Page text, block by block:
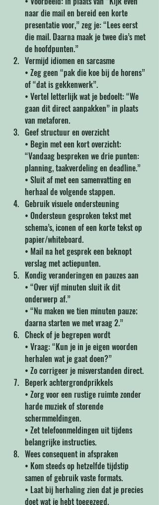
naar die mail en bereid een korte
presentatie voor,” zeg je: “Lees eerst
die mail. Daarna maak je twee dia’s met
de hoofdpunten.”
Vermijd idiomen en sarcasme
• Zeg geen “pak die koe bij de horens”
of “dat is gekkenwerk”.
• Vertel letterlijk wat je bedoelt: “We
gaan dit direct aanpakken” in plaats
van metaforen.
Geef structuur en overzicht
• Begin met een kort overzicht:
“Vandaag bespreken we drie punten:
planning, taakverdeling en deadline.”
• Sluit af met een samenvatting en
herhaal de volgende stappen.
Gebruik visuele ondersteuning
• Ondersteun gesproken tekst met
schema’s, iconen of een korte tekst op
papier/whiteboard.
• Mail na het gesprek een beknopt
verslag met actiepunten.
Kondig veranderingen en pauzes aan
• “Over vijf minuten sluit ik dit
onderwerp af.”
• “Nu maken we tien minuten pauze;
daarna starten we met vraag 2.”
Check of je begrepen wordt
• Vraag: “Kun je in je eigen woorden
herhalen wat je gaat doen?”
• Zo corrigeer je misverstanden direct.
Beperk achtergrondprikkels
• Zorg voor een rustige ruimte zonder
harde muziek of storende
schermmeldingen.
• Zet telefoonmeldingen uit tijdens
belangrijke instructies.
Wees consequent in afspraken
• Kom steeds op hetzelfde tijdstip
samen of gebruik vaste formats.
• Laat bij herhaling zien dat je precies
doet wat je hebt toegezegd.